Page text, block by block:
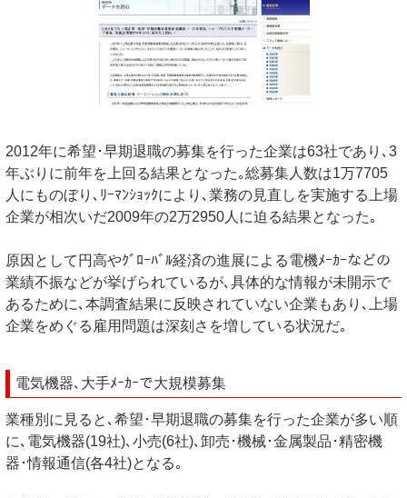
2012年に希望･早期退職の募集を行った企業は63社であり､3
年ぶりに前年を上回る結果となった｡総募集人数は1万7705
人にものぼり､ﾘｰﾏﾝｼｮｯｸにより､業務の見直しを実施する上場
企業が相次いだ2009年の2万2950人に迫る結果となった｡
原因として円高やｸﾞﾛｰﾊﾞﾙ経済の進展による電機ﾒｰｶｰなどの
業績不振などが挙げられているが､具体的な情報が未開示で
あるために､本調査結果に反映されていない企業もあり､上場
企業をめぐる雇用問題は深刻さを増している状況だ｡
電気機器､大手ﾒｰｶｰで大規模募集
業種別に見ると､希望･早期退職の募集を行った企業が多い順
に､電気機器(19社)､小売(6社)､卸売･機械･金属製品･精密機
器･情報通信(各4社)となる｡